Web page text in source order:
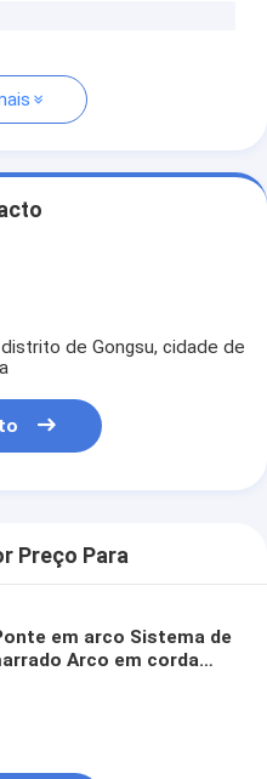
de Gongsu, cidade de
Preço Para
em arco Sistema de
Arco em corda